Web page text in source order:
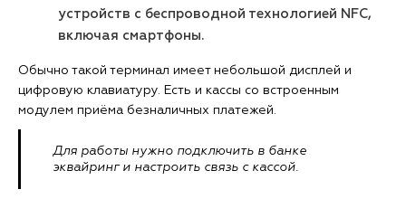
устройств с беспроводной технологией NFC,
включая смартфоны.
Обычно такой терминал имеет небольшой дисплей и
цифровую клавиатуру. Есть и кассы со встроенным
модулем приёма безналичных платежей.
Для работы нужно подключить в банке
эквайринг и настроить связь с кассой.